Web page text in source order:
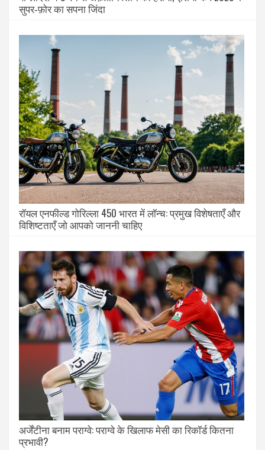
सुपर‑फ़ोर का सपना जिंदा
रॉयल एनफील्ड गोरिल्ला 450 भारत में लॉन्च: प्रमुख विशेषताएँ और
विशिष्टताएँ जो आपको जाननी चाहिए
अर्जेंटीना बनाम पराग्वे: पराग्वे के खिलाफ मेसी का रिकॉर्ड कितना
प्रभावी?